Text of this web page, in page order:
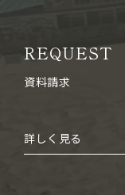
REQUEST
資料請求
詳しく見る